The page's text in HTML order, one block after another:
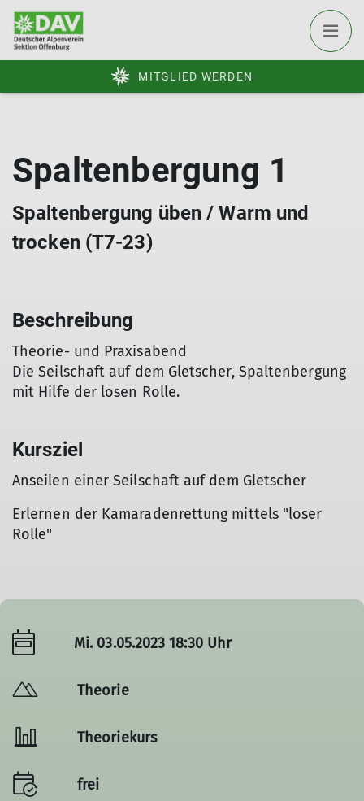
MITGLIED WERDEN
Spaltenbergung 1
Spaltenbergung üben / Warm und
trocken (T7-23)
Beschreibung
Theorie- und Praxisabend
Die Seilschaft auf dem Gletscher, Spaltenbergung
mit Hilfe der losen Rolle.
Kursziel
Anseilen einer Seilschaft auf dem Gletscher
Erlernen der Kamaradenrettung mittels "loser
Rolle"
Mi. 03.05.2023 18:30 Uhr
Theorie
Theoriekurs
frei